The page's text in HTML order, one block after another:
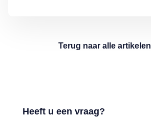
Terug naar alle artikelen
Heeft u een vraag?